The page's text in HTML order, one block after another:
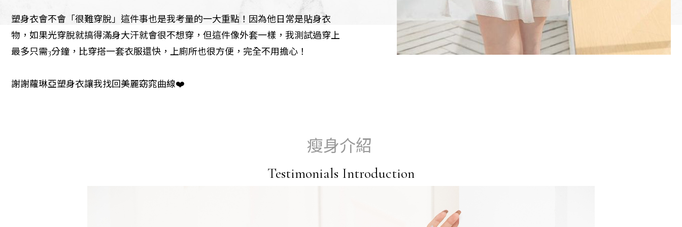
塑身衣會不會「很難穿脫」這件事也是我考量的一大重點！因為他日常是貼身衣
物，如果光穿脫就搞得滿身大汗就會很不想穿，但這件像外套一樣，我測試過穿上
最多只需3分鐘，比穿搭一套衣服還快，上廁所也很方便，完全不用擔心！
謝謝蘿琳亞塑身衣讓我找回美麗窈窕曲線❤️
瘦身介紹
Testimonials Introduction